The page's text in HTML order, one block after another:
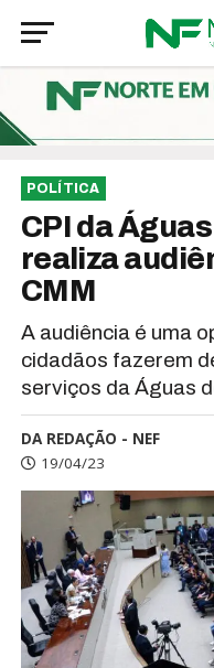
POLÍTICA
CPI da
realiza
CMM
A audiência é uma
cidadãos fazerem
serviços da Águas
DA REDAÇÃO - NEF
19/04/23